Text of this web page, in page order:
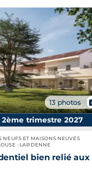
13 photos
2ème trimestre 2027
NEUFS ET MAISONS NEUVES
: LARDENNE
bien relié aux